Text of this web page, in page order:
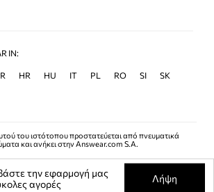
IN:
HR HU IT PL RO SI
SK
του ιστότοπου προστατεύεται από πνευματικά
και ανήκει στην Answear.com S.A.
την εφαρμογή μας
αγορές
Λήψη